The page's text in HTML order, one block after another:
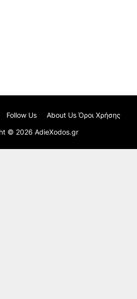
© 2026 AdieXodos.gr
Follow Us About Us Όροι Χρήσης